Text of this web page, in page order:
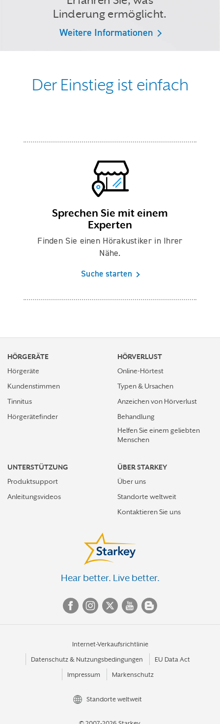
Linderung ermöglicht.
Weitere Informationen
Der Einstieg ist einfach
Sprechen Sie mit einem
Experten
Finden Sie einen Hörakustiker in Ihrer
Nähe.
Suche starten
HÖRGERÄTE
Hörgeräte
Kundenstimmen
Tinnitus
Hörgerätefinder
HÖRVERLUST
Online-Hörtest
Typen & Ursachen
Anzeichen von Hörverlust
Behandlung
Helfen Sie einem geliebten
Menschen
UNTERSTÜTZUNG
Produktsupport
Anleitungsvideos
ÜBER STARKEY
Über uns
Standorte weltweit
Kontaktieren Sie uns
Hear better. Live better.
Internet-Verkaufsrichtlinie
Datenschutz & Nutzungsbedingungen EU Data Act
Impressum Markenschutz
Standorte weltweit